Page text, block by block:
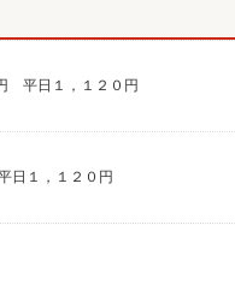
平日１，１２０円
日１，１２０円